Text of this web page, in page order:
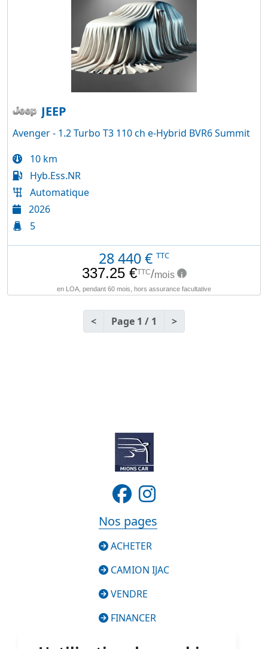
JEEP
Avenger - 1.2 Turbo T3 110 ch e-Hybrid BVR6 Summit
10 km
Hyb.Ess.NR
Automatique
2026
5
28 440€ TTC
< Page 1 / 1 >
Nos pages
ACHETER
CAMION IJAC
VENDRE
FINANCER